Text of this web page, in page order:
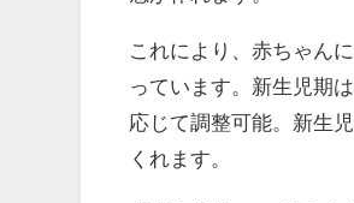
これにより、赤ちゃん
っています。新生児期
応じて調整可能。新生
くれます。